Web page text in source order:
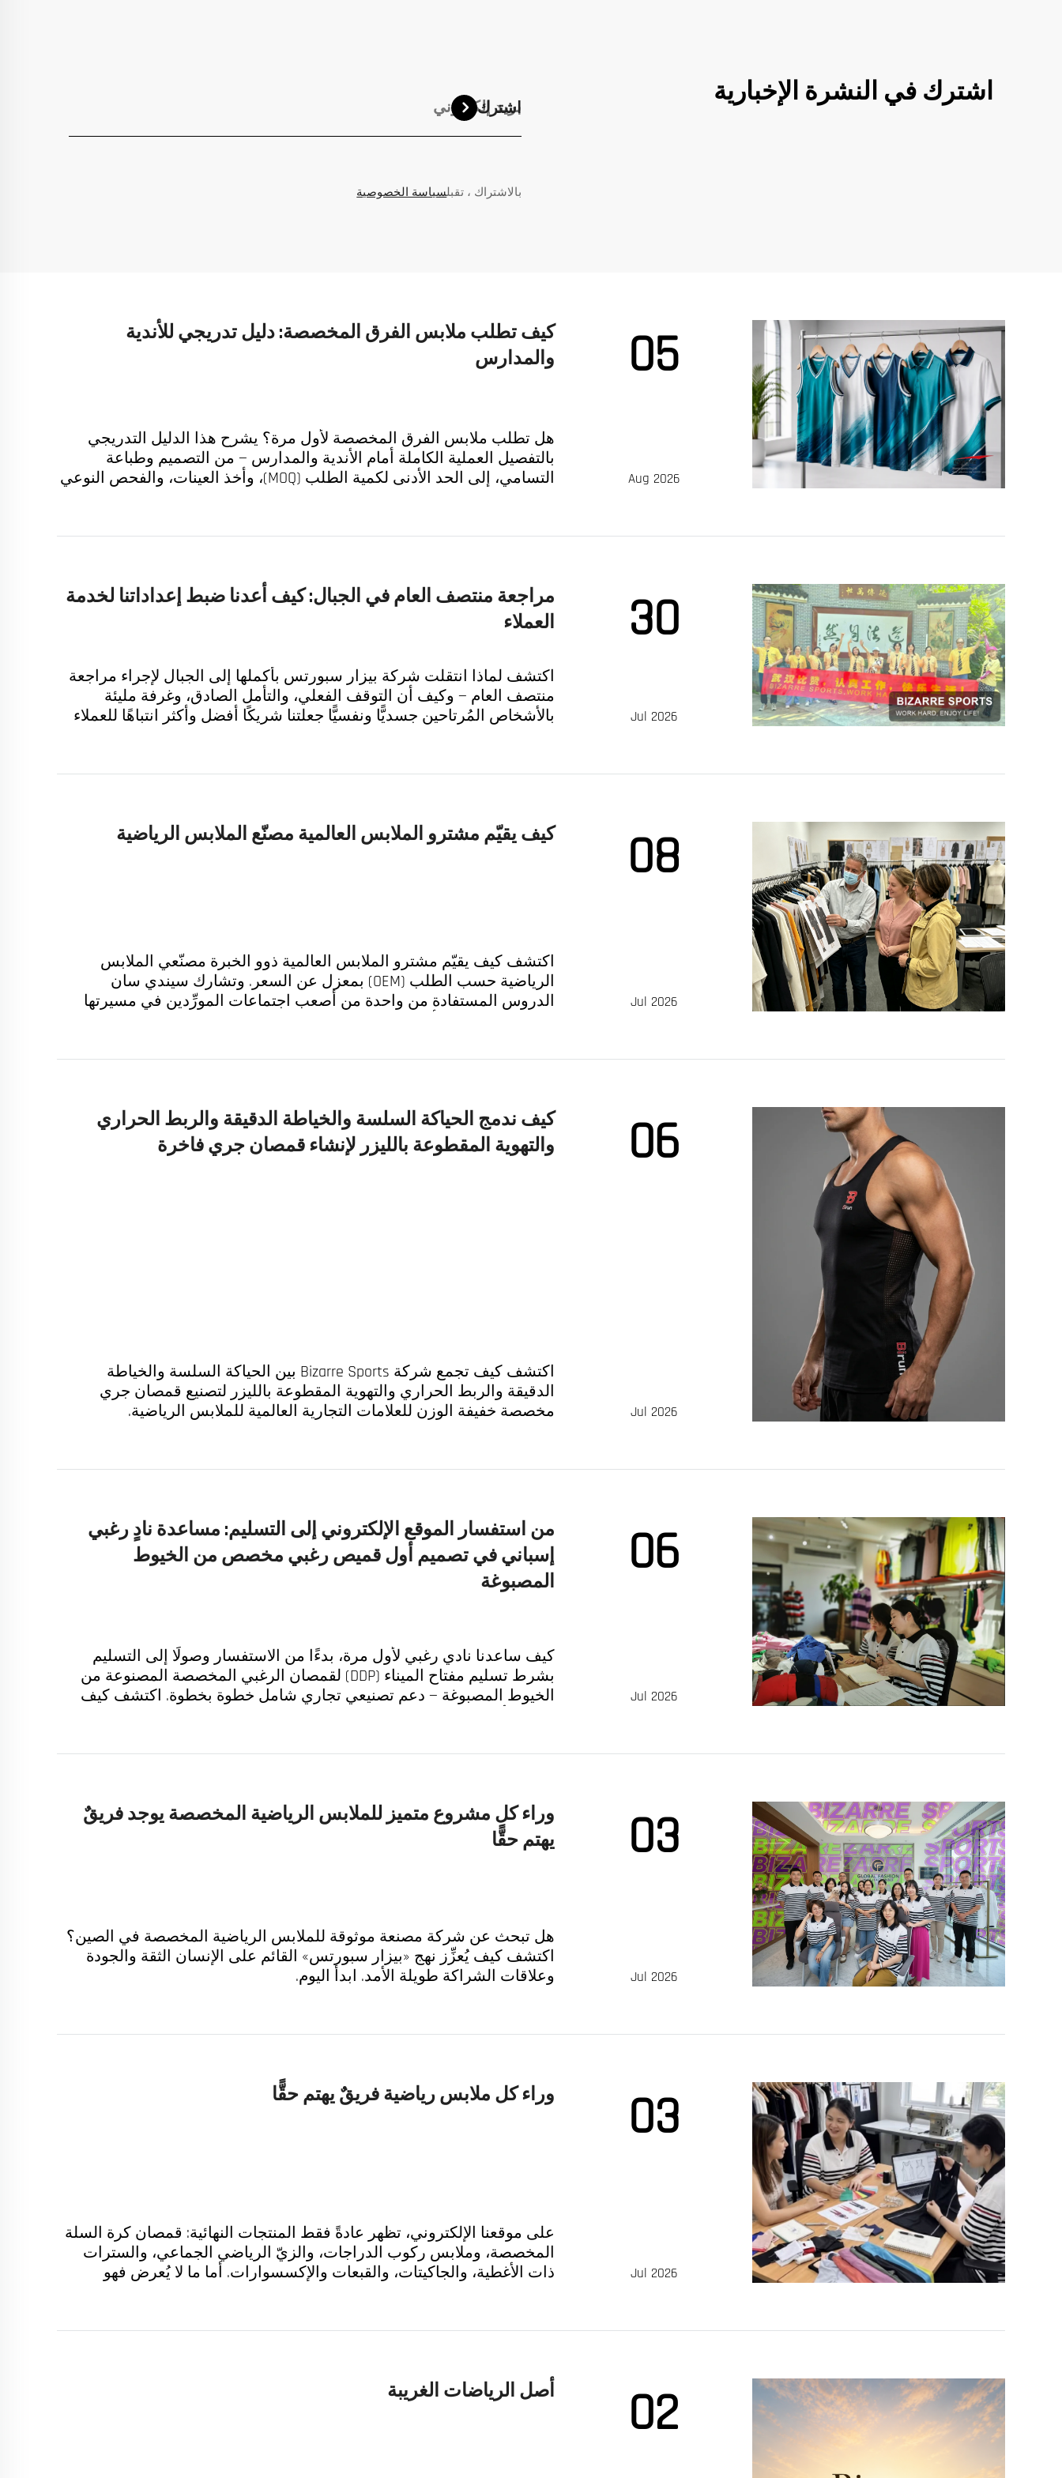
اشترك في النشرة الإخبارية اشترك
بالاشتراك ، تقبلسياسة الخصوصية
05
Aug 2026
كيف تطلب ملابس الفرق المخصصة: دليل تدريجي للأندية
والمدارس
هل تطلب ملابس الفرق المخصصة لأول مرة؟ يشرح هذا الدليل التدريجي
بالتفصيل العملية الكاملة أمام الأندية والمدارس — من التصميم وطباعة
التسامي، إلى الحد الأدنى لكمية الطلب (MOQ)، وأخذ العينات، والفحص النوعي
30
Jul 2026
مراجعة منتصف العام في الجبال: كيف أعدنا ضبط إعداداتنا لخدمة
العملاء
اكتشف لماذا انتقلت شركة بيزار سبورتس بأكملها إلى الجبال لإجراء مراجعة
منتصف العام — وكيف أن التوقف الفعلي، والتأمل الصادق، وغرفة مليئة
بالأشخاص المُرتاحين جسديًّا ونفسيًّا جعلتنا شريكًا أفضل وأكثر انتباهًا للعملاء
08
Jul 2026
كيف يقيّم مشترو الملابس العالمية مصنّع الملابس الرياضية
اكتشف كيف يقيّم مشترو الملابس العالمية ذوو الخبرة مصنّعي الملابس
الرياضية حسب الطلب (OEM) بمعزل عن السعر. وتشارك سيندي سان
الدروس المستفادة من واحدة من أصعب اجتماعات المورِّدين في مسيرتها
06
Jul 2026
كيف ندمج الحياكة السلسة والخياطة الدقيقة والربط الحراري
والتهوية المقطوعة بالليزر لإنشاء قمصان جري فاخرة
اكتشف كيف تجمع شركة Bizarre Sports بين الحياكة السلسة والخياطة
الدقيقة والربط الحراري والتهوية المقطوعة بالليزر لتصنيع قمصان جري
مخصصة خفيفة الوزن للعلامات التجارية العالمية للملابس الرياضية.
06
Jul 2026
من استفسار الموقع الإلكتروني إلى التسليم: مساعدة نادٍ رغبي
إسباني في تصميم أول قميص رغبي مخصص من الخيوط
المصبوغة
كيف ساعدنا نادي رغبي لأول مرة، بدءًا من الاستفسار وصولًا إلى التسليم
بشرط تسليم مفتاح الميناء (DDP) لقمصان الرغبي المخصصة المصنوعة من
الخيوط المصبوغة — دعم تصنيعي تجاري شامل خطوة بخطوة. اكتشف كيف
03
Jul 2026
وراء كل مشروع متميز للملابس الرياضية المخصصة يوجد فريقٌ
يهتم حقًّا
هل تبحث عن شركة مصنعة موثوقة للملابس الرياضية المخصصة في الصين؟
اكتشف كيف يُعزِّز نهج «بيزار سبورتس» القائم على الإنسان الثقة والجودة
وعلاقات الشراكة طويلة الأمد. ابدأ اليوم.
03
Jul 2026
وراء كل ملابس رياضية فريقٌ يهتم حقًّا
على موقعنا الإلكتروني، تظهر عادةً فقط المنتجات النهائية: قمصان كرة السلة
المخصصة، وملابس ركوب الدراجات، والزيّ الرياضي الجماعي، والسترات
ذات الأغطية، والجاكيتات، والقبعات والإكسسوارات. أما ما لا يُعرض فهو
02 أصل الرياضات الغريبة